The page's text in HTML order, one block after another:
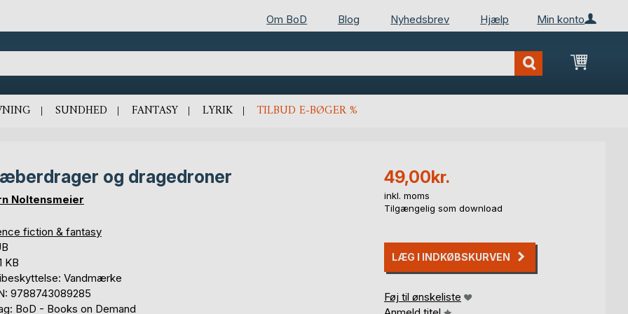
Min konto
Om BoD Blog Nyhedsbrev Hjælp
Min
SUNDHED FANTASY LYRIK TILBUD E-BØGER %
og dragedroner
Noltensmeier
fiction & fantasy
KB
Vandmærke
9788743089285
BoD - Books on Demand
49,00kr.
inkl. moms
Tilgængelig som download
LÆG I INDKØBSKURVEN
Føj til ønskeliste